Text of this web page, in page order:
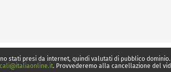
stati presi da internet, quindi valutati di pubblico
. Provvederemo alla cancellazione del